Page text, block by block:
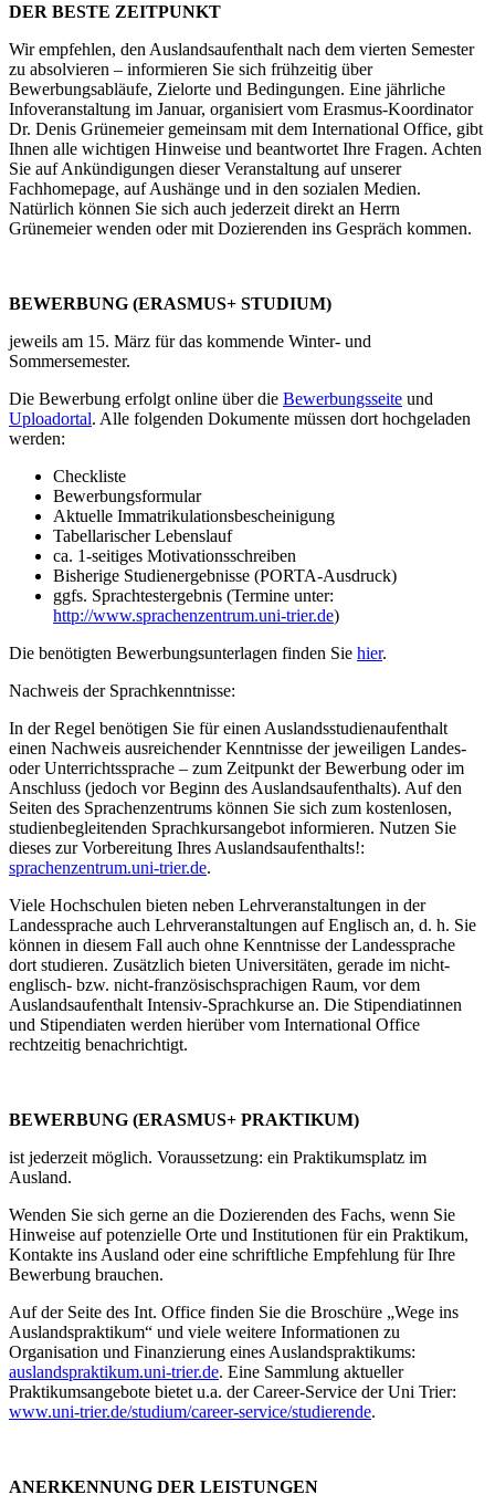
DER BESTE ZEITPUNKT
Wir empfehlen, den Auslandsaufenthalt nach dem vierten Semester
zu absolvieren – informieren Sie sich frühzeitig über
Bewerbungsabläufe, Zielorte und Bedingungen. Eine jährliche
Infoveranstaltung im Januar, organisiert vom Erasmus-Koordinator
Dr. Denis Grünemeier gemeinsam mit dem International Office, gibt
Ihnen alle wichtigen Hinweise und beantwortet Ihre Fragen. Achten
Sie auf Ankündigungen dieser Veranstaltung auf unserer
Fachhomepage, auf Aushänge und in den sozialen Medien.
Natürlich können Sie sich auch jederzeit direkt an Herrn
Grünemeier wenden oder mit Dozierenden ins Gespräch kommen.
BEWERBUNG (ERASMUS+ STUDIUM)
jeweils am 15. März für das kommende Winter- und
Sommersemester.
Die Bewerbung erfolgt online über die Bewerbungsseite und
Uploadortal. Alle folgenden Dokumente müssen dort hochgeladen
werden:
Checkliste
Bewerbungsformular
Aktuelle Immatrikulationsbescheinigung
Tabellarischer Lebenslauf
ca. 1-seitiges Motivationsschreiben
Bisherige Studienergebnisse (PORTA-Ausdruck)
ggfs. Sprachtestergebnis (Termine unter:
http://www.sprachenzentrum.uni-trier.de)
Die benötigten Bewerbungsunterlagen finden Sie hier.
Nachweis der Sprachkenntnisse:
In der Regel benötigen Sie für einen Auslandsstudienaufenthalt
einen Nachweis ausreichender Kenntnisse der jeweiligen Landes-
oder Unterrichtssprache – zum Zeitpunkt der Bewerbung oder im
Anschluss (jedoch vor Beginn des Auslandsaufenthalts). Auf den
Seiten des Sprachenzentrums können Sie sich zum kostenlosen,
studienbegleitenden Sprachkursangebot informieren. Nutzen Sie
dieses zur Vorbereitung Ihres Auslandsaufenthalts!:
sprachenzentrum.uni-trier.de.
Viele Hochschulen bieten neben Lehrveranstaltungen in der
Landessprache auch Lehrveranstaltungen auf Englisch an, d. h. Sie
können in diesem Fall auch ohne Kenntnisse der Landessprache
dort studieren. Zusätzlich bieten Universitäten, gerade im nicht-
englisch- bzw. nicht-französischsprachigen Raum, vor dem
Auslandsaufenthalt Intensiv-Sprachkurse an. Die Stipendiatinnen
und Stipendiaten werden hierüber vom International Office
rechtzeitig benachrichtigt.
BEWERBUNG (ERASMUS+ PRAKTIKUM)
ist jederzeit möglich. Voraussetzung: ein Praktikumsplatz im
Ausland.
Wenden Sie sich gerne an die Dozierenden des Fachs, wenn Sie
Hinweise auf potenzielle Orte und Institutionen für ein Praktikum,
Kontakte ins Ausland oder eine schriftliche Empfehlung für Ihre
Bewerbung brauchen.
Auf der Seite des Int. Office finden Sie die Broschüre „Wege ins
Auslandspraktikum“ und viele weitere Informationen zu
Organisation und Finanzierung eines Auslandspraktikums:
auslandspraktikum.uni-trier.de. Eine Sammlung aktueller
Praktikumsangebote bietet u.a. der Career-Service der Uni Trier:
www.uni-trier.de/studium/career-service/studierende.
ANERKENNUNG DER LEISTUNGEN